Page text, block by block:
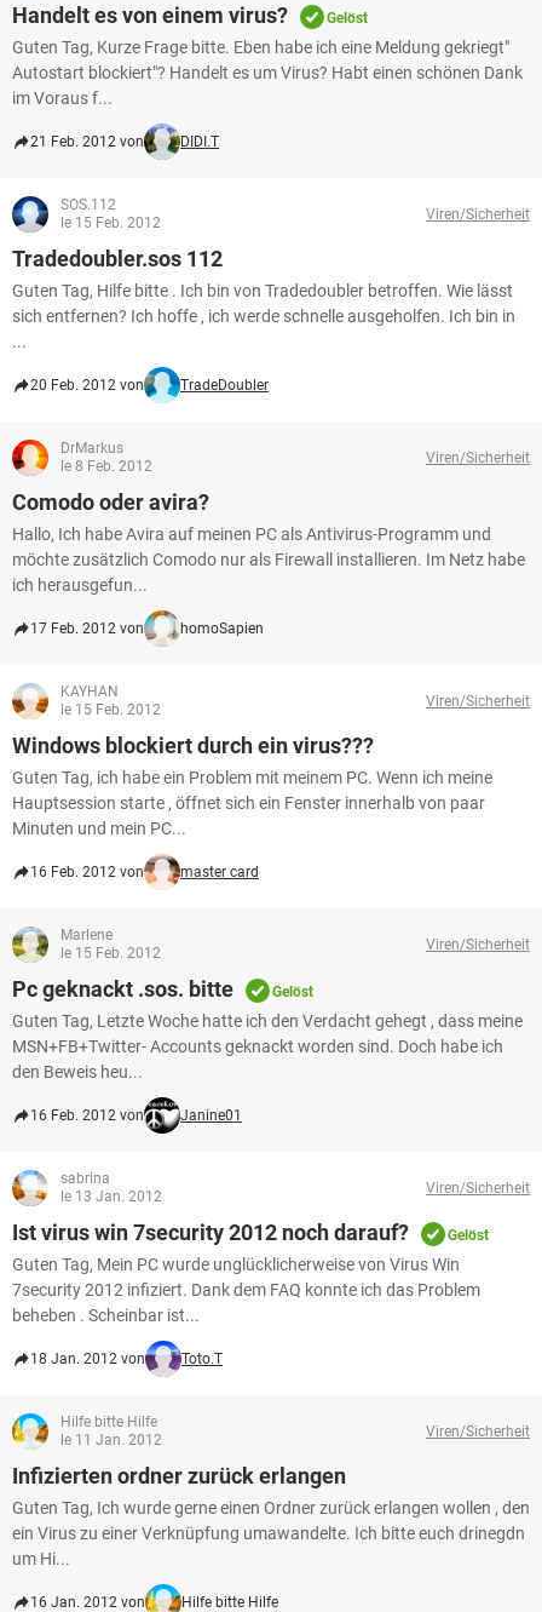
Handelt es von einem virus? Gelöst
Guten Tag, Kurze Frage bitte. Eben habe ich eine Meldung gekriegt"
Autostart blockiert"? Handelt es um Virus? Habt einen schönen Dank
im Voraus f...
21 Feb. 2012 von DIDI.T
SOS.112
le 15 Feb. 2012
Viren/Sicherheit
Tradedoubler.sos 112
Guten Tag, Hilfe bitte . Ich bin von Tradedoubler betroffen. Wie lässt
sich entfernen? Ich hoffe , ich werde schnelle ausgeholfen. Ich bin in
...
20 Feb. 2012 von TradeDoubler
DrMarkus
le 8 Feb. 2012
Viren/Sicherheit
Comodo oder avira?
Hallo, Ich habe Avira auf meinen PC als Antivirus-Programm und
möchte zusätzlich Comodo nur als Firewall installieren. Im Netz habe
ich herausgefun...
17 Feb. 2012 von homoSapien
KAYHAN
le 15 Feb. 2012
Viren/Sicherheit
Windows blockiert durch ein virus???
Guten Tag, ich habe ein Problem mit meinem PC. Wenn ich meine
Hauptsession starte , öffnet sich ein Fenster innerhalb von paar
Minuten und mein PC...
16 Feb. 2012 von master card
Marlene
le 15 Feb. 2012
Viren/Sicherheit
Pc geknackt .sos. bitte Gelöst
Guten Tag, Letzte Woche hatte ich den Verdacht gehegt , dass meine
MSN+FB+Twitter- Accounts geknackt worden sind. Doch habe ich
den Beweis heu...
16 Feb. 2012 von Janine01
sabrina
le 13 Jan. 2012
Viren/Sicherheit
Ist virus win 7security 2012 noch darauf? Gelöst
Guten Tag, Mein PC wurde unglücklicherweise von Virus Win
7security 2012 infiziert. Dank dem FAQ konnte ich das Problem
beheben . Scheinbar ist...
18 Jan. 2012 von Toto.T
Hilfe bitte Hilfe
le 11 Jan. 2012
Viren/Sicherheit
Infizierten ordner zurück erlangen
Guten Tag, Ich wurde gerne einen Ordner zurück erlangen wollen , den
ein Virus zu einer Verknüpfung umawandelte. Ich bitte euch drinegdn
um Hi...
16 Jan. 2012 von Hilfe bitte Hilfe